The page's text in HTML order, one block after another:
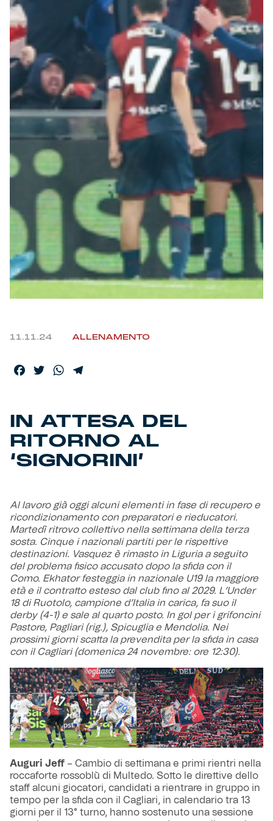
Robe di Kappa x Genoa
Vintage Collection
Red&Blue Voices
Kids
Accessori
Party
Caffè Boasi x Genoa
Helan x Genoa
Isolani x Genoa
Gift Card Online Store
11.11.24 ALLENAMENTO
Facebook
TwitterWhatsApp
IN ATTESA DEL
RITORNO AL
‘SIGNORINI’
Al lavoro già oggi alcuni elementi in fase di recupero e
ricondizionamento con preparatori e rieducatori.
Martedì ritrovo collettivo nella settimana della terza
sosta. Cinque i nazionali partiti per le rispettive
destinazioni. Vasquez è rimasto in Liguria a seguito
del problema fisico accusato dopo la sfida con il
Como. Ekhator festeggia in nazionale U19 la maggiore
età e il contratto esteso dal club fino al 2029. L’Under
18 di Ruotolo, campione d’Italia in carica, fa suo il
derby (4-1) e sale al quarto posto. In gol per i grifoncini
Pastore, Pagliari (rig.), Spicuglia e Mendolia. Nei
prossimi giorni scatta la prevendita per la sfida in casa
con il Cagliari (domenica 24 novembre: ore 12:30).
Auguri Jeff – Cambio di settimana e primi rientri nella
roccaforte rossoblù di Multedo. Sotto le direttive dello
staff alcuni giocatori, candidati a rientrare in gruppo in
tempo per la sfida con il Cagliari, in calendario tra 13
giorni per il 13° turno, hanno sostenuto una sessione